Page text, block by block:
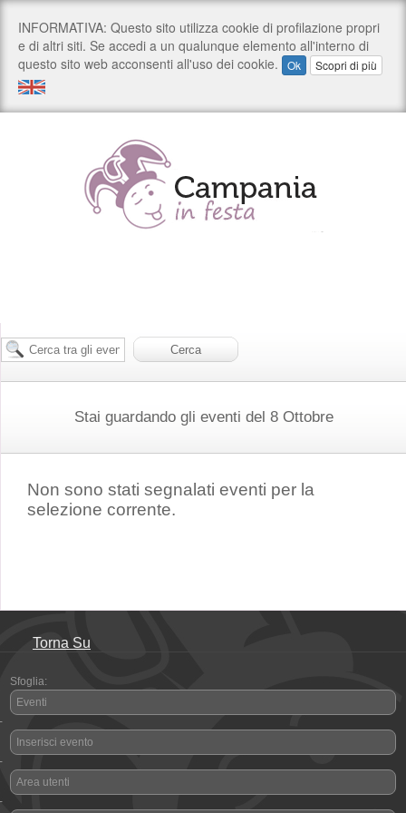
Stai guardando gli eventi del 8 Ottobre
Non sono stati segnalati eventi per la
selezione corrente.
Torna Su
Sfoglia:
Eventi
-
Inserisci evento
-
Area utenti
-